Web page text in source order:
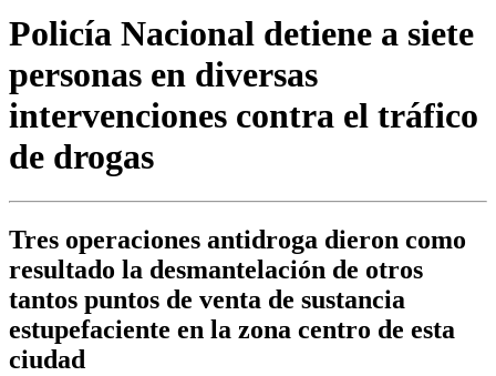
Policía Nacional detiene a siete
personas en diversas
intervenciones contra el tráfico
de drogas
Tres operaciones antidroga dieron como
resultado la desmantelación de otros
tantos puntos de venta de sustancia
estupefaciente en la zona centro de esta
ciudad